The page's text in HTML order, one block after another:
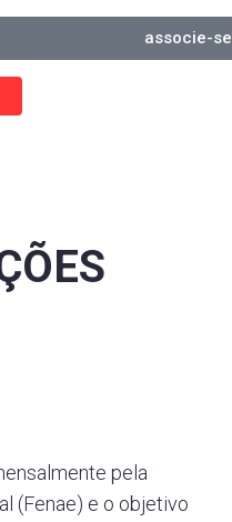
associe-se
pela
(Fenae) e o objetivo